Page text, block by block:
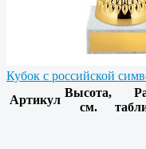
Кубок с российской
Артикул
Высота,
см.